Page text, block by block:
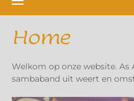
Home
Welkom op onze website. As
sambaband uit weert en